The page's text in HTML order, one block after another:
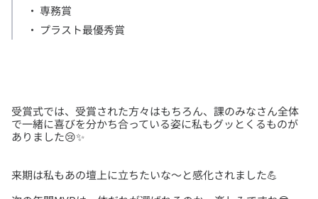
・ 専務賞
・ プラスト最優秀賞
受賞式では、受賞された方々はもちろん、課のみなさん全体
で一緒に喜びを分かち合っている姿に私もグッとくるものが